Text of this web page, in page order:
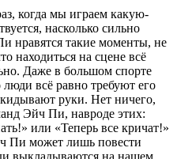
когда мы играем какую-
насколько сильно
нравятся такие моменты, не
находиться на сцене всё
Даже в большом спорте
всё равно требуют его
руки. Нет ничего,
Эйч Пи, навроде этих:
или «Теперь все кричат!»
Пи может лишь повести
выкладываются на нашем